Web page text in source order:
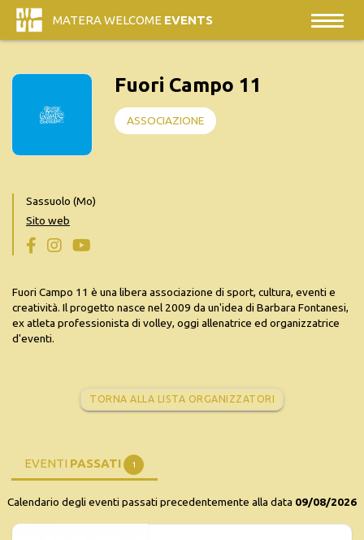
MATERA WELCOME EVENTS
Fuori Campo 11
ASSOCIAZIONE
Sassuolo (Mo)
Sito web
Fuori Campo 11 è una libera associazione di sport, cultura, eventi e
creatività. Il progetto nasce nel 2009 da un'idea di Barbara Fontanesi,
ex atleta professionista di volley, oggi allenatrice ed organizzatrice
d'eventi.
TORNA ALLA LISTA ORGANIZZATORI
EVENTI PASSATI 1
Calendario degli eventi passati precedentemente alla data 09/08/2026